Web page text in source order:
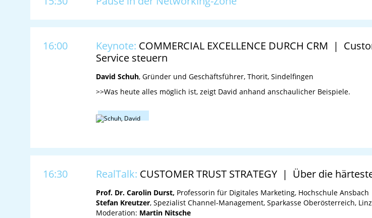
16:00 Keynote: COMMERCIAL EXCELLENCE DURCH CRM |
Service steuern
David Schuh, Gründer und Geschäftsführer, Thorit, Sindelfingen
>>Was heute alles möglich ist, zeigt David anhand anschaulicher Beispiele.
16:30 RealTalk: CUSTOMER TRUST STRATEGY | Über die
Prof. Dr. Carolin Durst, Professorin für Digitales Marketing, Hochschule Ansbach
Stefan Kreutzer, Spezialist Channel-Management, Sparkasse Oberösterreich, Linz
Moderation: Martin Nitsche